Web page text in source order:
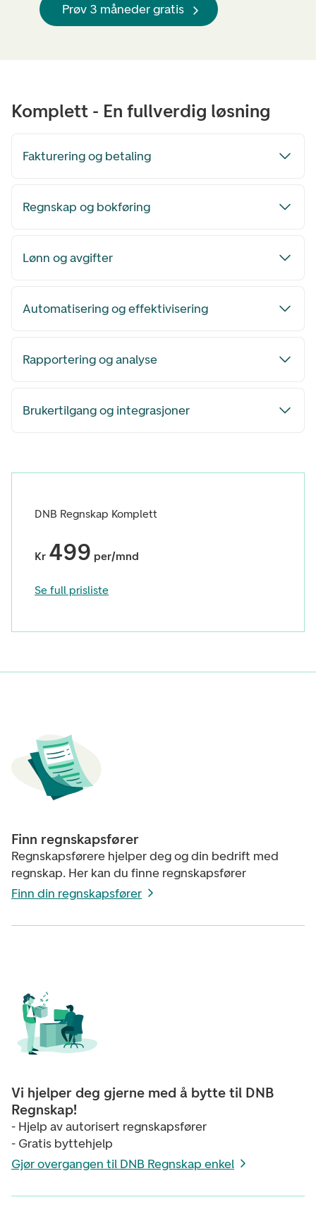
Prøv 3 måneder gratis
Komplett - En fullverdig løsning
Fakturering og betaling
Regnskap og bokføring
Lønn og avgifter
Automatisering og effektivisering
Rapportering og analyse
Brukertilgang og integrasjoner
DNB Regnskap Komplett
Kr 499 per/mnd
Se full prisliste
Finn regnskapsfører
Regnskapsførere hjelper deg og din bedrift med
regnskap. Her kan du finne regnskapsfører
Finn din regnskapsfører
Vi hjelper deg gjerne med å bytte til DNB
Regnskap!
- Hjelp av autorisert regnskapsfører
- Gratis byttehjelp
Gjør overgangen til DNB Regnskap enkel